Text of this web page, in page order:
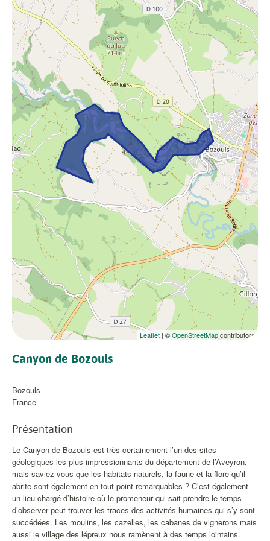
Leaflet | ©OpenStreetMapcontributors
Canyon de Bozouls
Bozouls
France
Présentation
Le Canyon de Bozouls est très certainement l’un des sites
géologiques les plus impressionnants du département de l’Aveyron,
mais saviez-vous que les habitats naturels, la faune et la flore qu’il
abrite sont également en tout point remarquables ? C’est également
un lieu chargé d’histoire où le promeneur qui sait prendre le temps
d’observer peut trouver les traces des activités humaines qui s’y sont
succédées. Les moulins, les cazelles, les cabanes de vignerons mais
aussi le village des lépreux nous ramènent à des temps lointains.